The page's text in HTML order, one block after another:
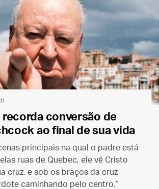
conversão de
ao final de sua vida
principais na qual o padre está
ruas de Quebec, ele vê Cristo
cruz, e sob os braços da cruz
caminhando pelo centro.”